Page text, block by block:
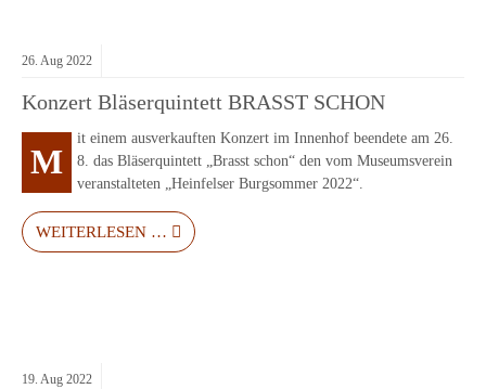
26. Aug 2022
Konzert Bläserquintett BRASST SCHON
M
it einem ausverkauften Konzert im Innenhof beendete am 26.
8. das Bläserquintett „Brasst schon“ den vom Museumsverein
veranstalteten „Heinfelser Burgsommer 2022“.
WEITERLESEN …
19. Aug 2022